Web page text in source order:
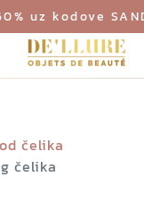
uz kodove
čelika
čelika